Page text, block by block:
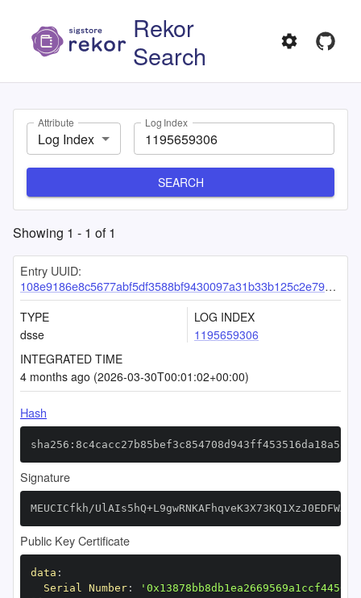
Rekor
Search
Attribute
Log Index
Log Index
SEARCH
Showing 1 - 1 of1
Entry UUID:
108e9186e8c5677abf5df3588bf9430097a31b33b125c2e791cbafd29eda6e90f1187b5e44b6d8a1
TYPE
dsse
LOG INDEX
1195659306
INTEGRATED TIME
4 months ago (2026-03-30T00:01:02+00:00)
Hash
Signature
MEUCICfkh/
Public Key Certificate
data :
Serial Number: